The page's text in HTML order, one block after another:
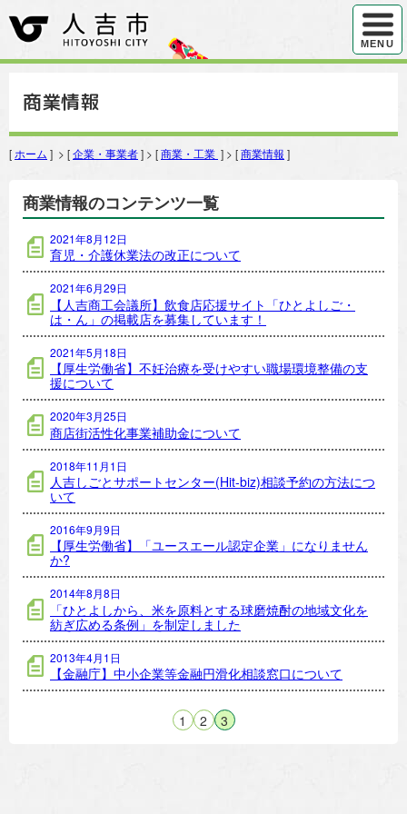
ハンバ
MENU
商業情報
[ ホーム ] > [企業・事業者] > [商業・工業 ] > [商業情報 ]
商業情報のコンテンツ一覧
2021年8月12日
育児・介護休業法の改正について
2021年6月29日
【人吉商工会議所】飲食店応援サイト「ひとよしご・
は・ん」の掲載店を募集しています！
2021年5月18日
【厚生労働省】不妊治療を受けやすい職場環境整備の支
援について
2020年3月25日
商店街活性化事業補助金について
2018年11月1日
人吉しごとサポートセンター(Hit-biz)相談予約の方法につ
いて
2016年9月9日
【厚生労働省】「ユースエール認定企業」になりません
か?
2014年8月8日
「ひとよしから、米を原料とする球磨焼酎の地域文化を
紡ぎ広める条例」を制定しました
2013年4月1日
【金融庁】中小企業等金融円滑化相談窓口について
1 2 3